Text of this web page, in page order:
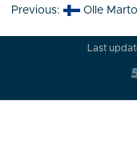
Post
Previous: Olle
Last